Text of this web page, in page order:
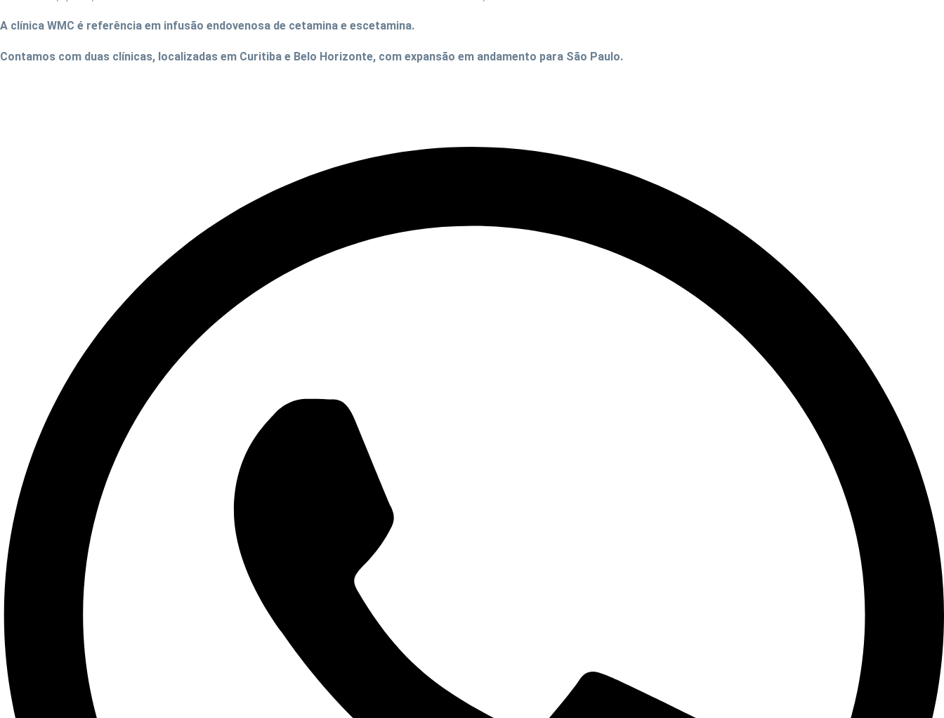
A clínica WMC é referência em infusão endovenosa de cetamina e escetamina.
Contamos com duas clínicas, localizadas em Curitiba e Belo Horizonte, com expansão em andamento para São Paulo.